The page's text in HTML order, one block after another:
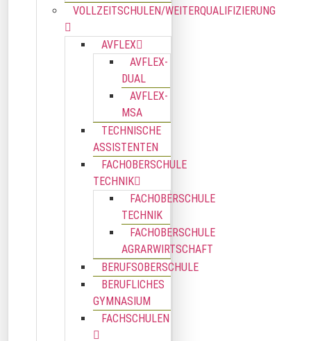
VOLLZEITSCHULEN/WEITERQUALIFIZIERUNG
AVFLEX
AVFLEX-
DUAL
AVFLEX-
MSA
TECHNISCHE
ASSISTENTEN
FACHOBERSCHULE
TECHNIK
FACHOBERSCHULE
TECHNIK
FACHOBERSCHULE
AGRARWIRTSCHAFT
BERUFSOBERSCHULE
BERUFLICHES
GYMNASIUM
FACHSCHULEN